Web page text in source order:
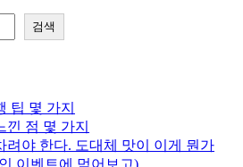
차)
검색
팁 몇 가지
점 몇 가지
려야 한다. 도대체 맛이 이게 뭔가